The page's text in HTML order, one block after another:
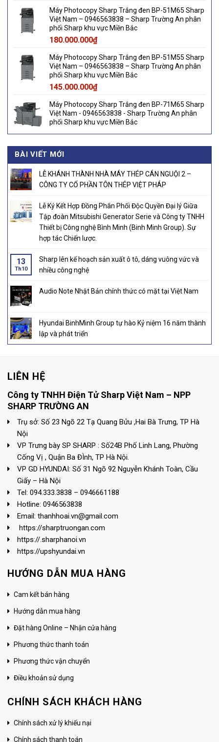
Máy Photocopy Sharp Trắng đen BP-51M65 Sharp
Việt Nam – 0946563838 – Sharp Trường An phân
phối Sharp khu vực Miền Bắc
180.000.000₫
Máy Photocopy Sharp Trắng đen BP-51M55 Sharp
Việt Nam – 0946563838 – Sharp Trường An phân
phối Sharp khu vực Miền Bắc
145.000.000₫
Máy Photocopy Sharp Trắng đen BP-71M65 Sharp
Việt Nam - 0946563838 - Sharp Trường An phân
phối Sharp khu vực Miền Bắc
BÀI VIẾT MỚI
LỄ KHÁNH THÀNH NHÀ MÁY THÉP CÁN NGUỘI 2 –
CÔNG TY CỔ PHẦN TÔN THÉP VIỆT PHÁP
Lễ Ký Kết Hợp Đồng Phân Phối Độc Quyền Đại lý Giữa
Tập đoàn Mitsubishi Generator Serie và Công ty TNHH
Thiết bị Công nghệ Bình Minh (Binh Minh Group). Sự
hợp tác Chiến lược.
13
Th10
Sharp lên kế hoạch sản xuất ô tô, dáng vuông vức và
nhiều công nghệ
Audio Note Nhật Bản chính thức có mặt tại Việt Nam
Hyundai BinhMinh Group tự hào Kỷ niệm 16 năm thành
lập và phát triển
LIÊN HỆ
Công ty TNHH Điện Tử Sharp Việt Nam – NPP
SHARP TRƯỜNG AN
Trụ sở: Số 23 Ngõ 22 Tạ Quang Bửu ,Hai Bà Trưng, TP Hà
Nội
VP Trưng bày SP SHARP : Số24B Phố Linh Lang, Phường
Cống Vị , Quận Ba ĐÌnh, TP Hà Nội.
VP GD HYUNDAI: Số 31 Ngõ 92 Nguyễn Khánh Toàn, Cầu
Giấy – Hà Nội
Tel: 094.333.3838 – 0946661188
Hotline: 0946563838
Email: thanhhoai.vn@gmail.com
https://sharptruongan.com
https://.sharphanoi.vn
https://upshyundai.vn
HƯỚNG DẪN MUA HÀNG
Cam kết bán hàng
Hướng dẫn mua hàng
Đặt hàng Online – Nhận cửa hàng
Phương thức thanh toán
Phương thức vận chuyển
Điều khoản sử dụng
CHÍNH SÁCH KHÁCH HÀNG
Chính sách xử lý khiếu nại
Chính sách thanh toán